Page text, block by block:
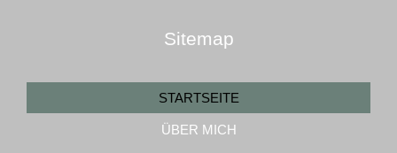
Sitemap
STARTSEITE
ÜBER MICH